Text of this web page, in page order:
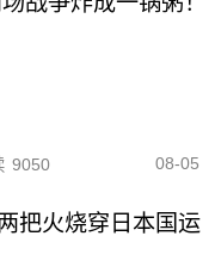
9050 08-05
把火烧穿日本国运